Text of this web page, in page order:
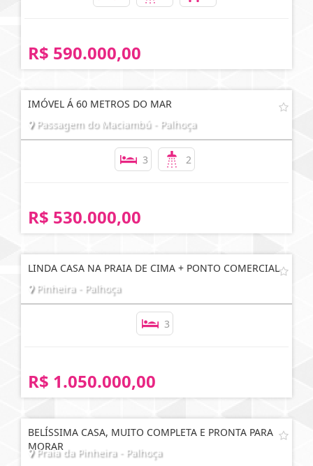
R$ 590.000,00
IMÓVEL Á 60 METROS DO MAR
Passagem do Maciambú - Palhoça
3 2
R$ 530.000,00
LINDA CASA NA PRAIA DE CIMA + PONTO COMERCIAL
Pinheira - Palhoça
3
R$ 1.050.000,00
BELÍSSIMA CASA, MUITO COMPLETA E PRONTA PARA
MORAR
Praia da Pinheira - Palhoça